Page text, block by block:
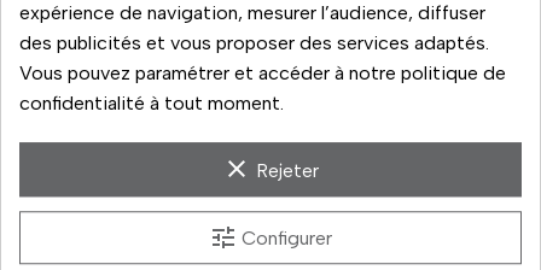
Rode
LAVALIER GO
Rode
BRISE VENT WS12
expérience de navigation, mesurer l’audience, diffuser
des publicités et vous proposer des services adaptés.
Vous pouvez paramétrer et accéder à notre politique de
confidentialité à tout moment.
clear Rejeter
tune Configurer